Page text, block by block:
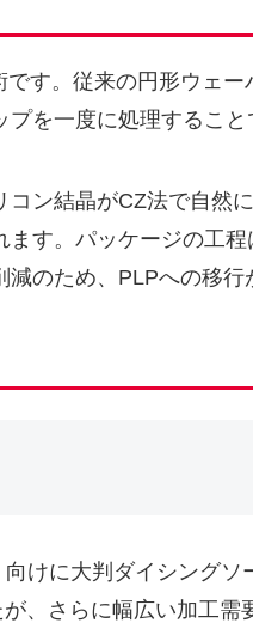
す。従来の円形ウェー
を一度に処理すること
ン結晶がCZ法で自然
す。パッケージの工程
のため、PLPへの移行
けに大判ダイシングソ
、さらに幅広い加工需